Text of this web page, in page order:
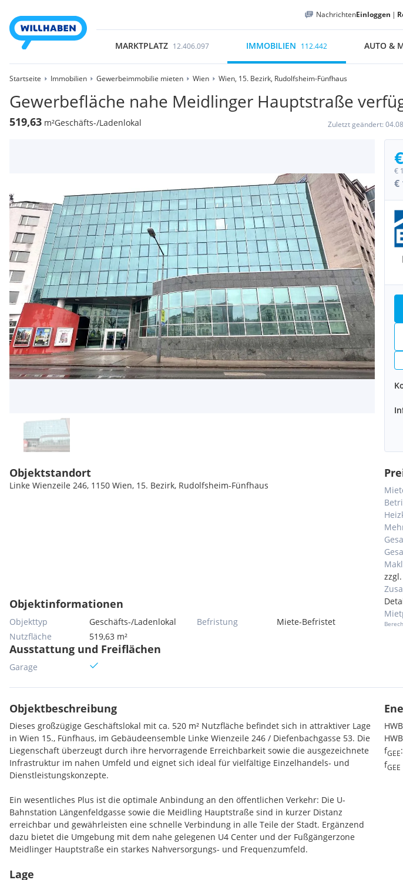
NachrichtenEinloggen |
MARKTPLATZ 12.406.097 IMMOBILIEN 112.442 AUTO &
Startseite Immobilien Gewerbeimmobilie mieten Wien Wien, 15. Bezirk, Rudolfsheim-Fünfhaus
Gewerbefläche nahe Meidlinger Hauptstraße
519,63 m²Geschäfts-/Ladenlokal Zuletzt geändert:
€
€
Objektstandort
Linke Wienzeile 246, 1150 Wien, 15. Bezirk, Rudolfsheim-Fünfhaus
Objektinformationen
Objekttyp
Geschäfts-/Ladenlokal
Nutzfläche
519,63 m²
Befristung Miete-Befristet
Ausstattung und Freiflächen
Garage
Objektbeschreibung
Dieses großzügige Geschäftslokal mit ca. 520 m² Nutzfläche befindet sich in attraktiver Lage
in Wien 15., Fünfhaus, im Gebäudeensemble Linke Wienzeile 246 / Diefenbachgasse 53. Die
Liegenschaft überzeugt durch ihre hervorragende Erreichbarkeit sowie die ausgezeichnete
Infrastruktur im nahen Umfeld und eignet sich ideal für vielfältige Einzelhandels- und
Dienstleistungskonzepte.
Ein wesentliches Plus ist die optimale Anbindung an den öffentlichen Verkehr: Die U-
Bahnstation Längenfeldgasse sowie die Meidling Hauptstraße sind in kurzer Distanz
erreichbar und gewährleisten eine schnelle Verbindung in alle Teile der Stadt. Ergänzend
dazu bietet die Umgebung mit dem nahe gelegenen U4 Center und der Fußgängerzone
Meidlinger Hauptstraße ein starkes Nahversorgungs- und Frequenzumfeld.
Auch die Verkehrsanbindung für den Individualverkehr ist erstklassig: Über
Lage
fGEE:
fGEE